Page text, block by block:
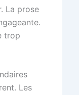
La prose
trop
Les